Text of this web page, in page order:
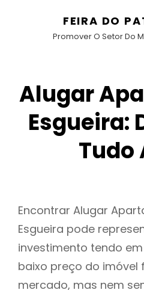
FEIRA DO
Promover O Setor Do
Alugar
Esgueira:
Tudo
Encontrar Alugar
Esgueira pode
investimento tendo
baixo preço do imóvel
mercado, mas nem